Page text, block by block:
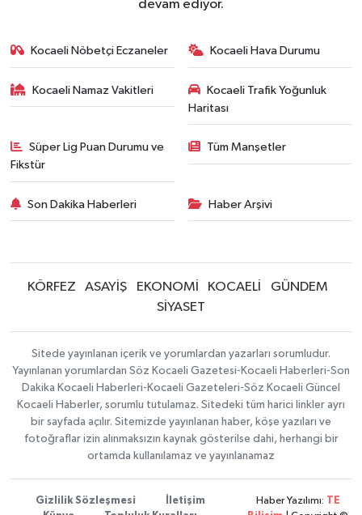
devam ediyor.
Kocaeli Nöbetçi Eczaneler Kocaeli Hava Durumu
Kocaeli Namaz Vakitleri
Kocaeli Trafik Yoğunluk
Haritası
Süper Lig Puan Durumu ve
Fikstür
Tüm Manşetler
Son Dakika Haberleri Haber Arşivi
KÖRFEZ ASAYİŞ EKONOMİ KOCAELİ
GÜNDEM
SİYASET
Sitede yayınlanan içerik ve yorumlardan yazarları sorumludur.
Yayınlanan yorumlardan Söz Kocaeli Gazetesi-Kocaeli Haberleri-Son
Dakika Kocaeli Haberleri-Kocaeli Gazeteleri-Söz Kocaeli Güncel
Kocaeli Haberler, sorumlu tutulamaz. Sitedeki tüm harici linkler ayrı
bir sayfada açılır. Sitemizde yayınlanan haber, köşe yazıları ve
fotoğraflar izin alınmaksızın kaynak gösterilse dahi, herhangi bir
ortamda kullanılamaz ve yayınlanamaz
Gizlilik Sözleşmesi
İletişim
Haber Yazılımı:
TE